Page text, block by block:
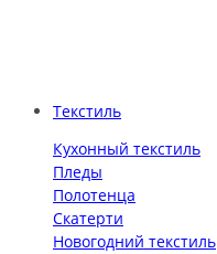
Текстиль
Кухонный текстиль
Пледы
Полотенца
Скатерти
Новогодний текстиль